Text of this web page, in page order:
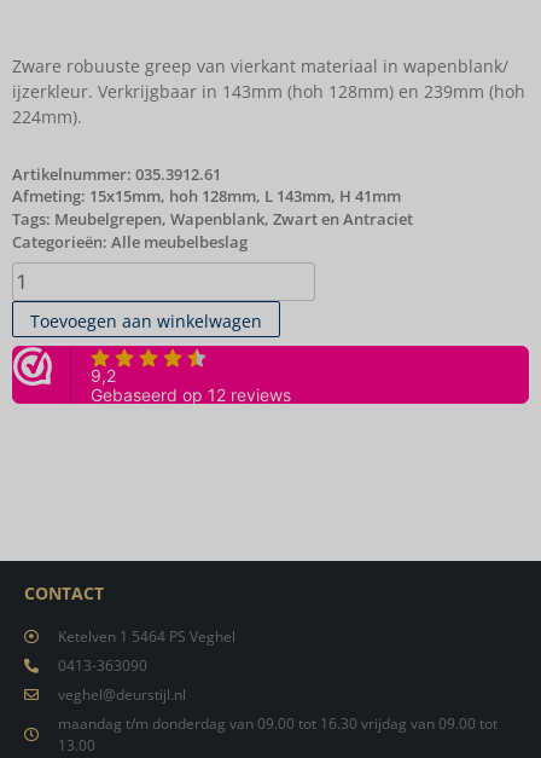
Zware robuuste greep van vierkant materiaal in wapenblank/
ijzerkleur. Verkrijgbaar in 143mm (hoh 128mm) en 239mm (hoh
224mm).
Artikelnummer: 035.3912.61
Afmeting: 15x15mm, hoh 128mm, L 143mm, H 41mm
Tags: Meubelgrepen, Wapenblank, Zwart en Antraciet
Categorieën: Alle meubelbeslag
Toevoegen aan winkelwagen
CONTACT
Ketelven 1 5464 PS Veghel
0413-363090
veghel@deurstijl.nl
maandag t/m donderdag van 09.00 tot 16.30 vrijdag van 09.00 tot
13.00